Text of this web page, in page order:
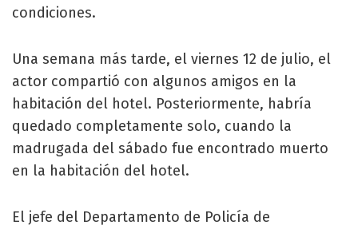
condiciones.
Una semana más tarde, el viernes 12 de julio, el
actor compartió con algunos amigos en la
habitación del hotel. Posteriormente, habría
quedado completamente solo, cuando la
madrugada del sábado fue encontrado muerto
en la habitación del hotel.
El jefe del Departamento de Policía de